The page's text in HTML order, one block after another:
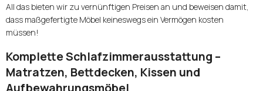
All das bieten wir zu vernünftigen Preisen an und beweisen damit,
dass maßgefertigte Möbel keineswegs ein Vermögen kosten
müssen!
Komplette Schlafzimmerausstattung –
Matratzen, Bettdecken, Kissen und
Aufbewahrungsmöbel